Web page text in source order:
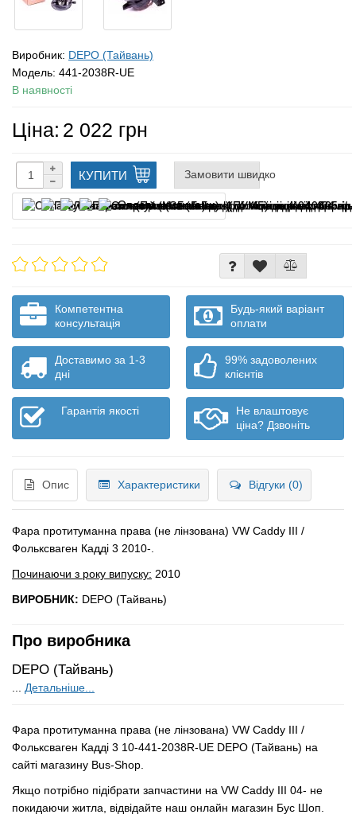
Виробник: DEPO (Тайвань)
Модель: 441-2038R-UE
В наявності
Ціна: 2 022 грн
КУПИТИ Замовити швидко
Оплата частинами
Компетентна
консультація
Будь-який варіант
оплати
Доставимо за 1-3
дні
99% задоволених
клієнтів
Гарантія якості
Не влаштовує
ціна? Дзвоніть
Опис Характеристики Відгуки (0)
Фара протитуманна права (не лінзована) VW Caddy III /
Фольксваген Кадді 3 2010-.
Починаючи з року випуску: 2010
ВИРОБНИК: DEPO (Тайвань)
Про виробника
DEPO (Тайвань)
Детальніше...
Фара протитуманна права (не лінзована) VW Caddy III /
Фольксваген Кадді 3 10-441-2038R-UE DEPO (Тайвань) на
сайті магазину Bus-Shop.
Якщо потрібно підібрати запчастини на VW Caddy III 04- не
покидаючи житла, відвідайте наш онлайн магазин Бус Шоп.